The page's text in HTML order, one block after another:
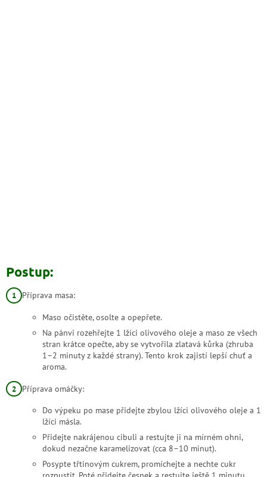
Postup:
Příprava masa:
Maso očistěte, osolte a opepřete.
Na pánvi rozehřejte 1 lžíci olivového oleje a maso ze všech
stran krátce opečte, aby se vytvořila zlatavá kůrka (zhruba
1–2 minuty z každé strany). Tento krok zajistí lepší chuť a
aroma.
Příprava omáčky:
Do výpeku po mase přidejte zbylou lžíci olivového oleje a 1
lžíci másla.
Přidejte nakrájenou cibuli a restujte ji na mírném ohni,
dokud nezačne karamelizovat (cca 8–10 minut).
Posypte třtinovým cukrem, promíchejte a nechte cukr